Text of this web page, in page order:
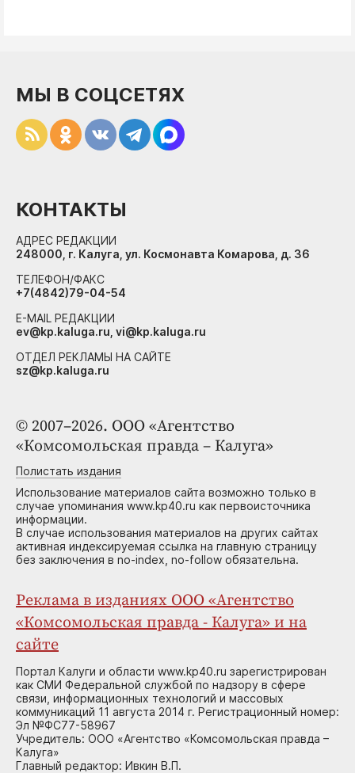
© 2007–2026. ООО «Агентство
«Комсомольская правда – Калуга»
Полистать издания
Использование материалов сайта возможно только в
случае упоминания www.kp40.ru как первоисточника
информации.
В случае использования материалов на других сайтах
активная индексируемая ссылка на главную страницу
без заключения в no-index, no-follow обязательна.
Реклама в изданиях ООО «Агентство
«Комсомольская правда - Калуга» и на
сайте
Портал Калуги и области www.kp40.ru зарегистрирован
как СМИ Федеральной службой по надзору в сфере
связи, информационных технологий и массовых
коммуникаций 11 августа 2014 г. Регистрационный номер:
Эл №ФС77-58967
Учредитель: ООО «Агентство «Комсомольская правда –
Калуга»
Главный редактор: Ивкин В.П.
МЫ В СОЦСЕТЯХ
КОНТАКТЫ
АДРЕС РЕДАКЦИИ
248000, г. Калуга, ул. Космонавта Комарова, д. 36
ТЕЛЕФОН/ФАКС
+7(4842)79-04-54
E-MAIL РЕДАКЦИИ
ev@kp.kaluga.ru, vi@kp.kaluga.ru
ОТДЕЛ РЕКЛАМЫ НА САЙТЕ
sz@kp.kaluga.ru